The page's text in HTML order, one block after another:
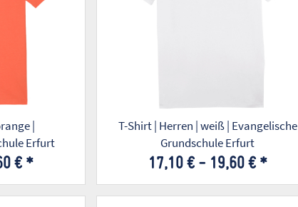
|
Erfurt
€ *
T-Shirt | Herren | weiß | Evangelische
Grundschule Erfurt
17,10 € - 19,60 € *